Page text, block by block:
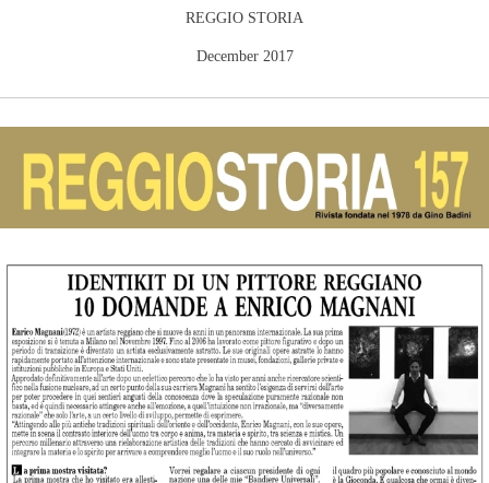
REGGIO STORIA
December 2017